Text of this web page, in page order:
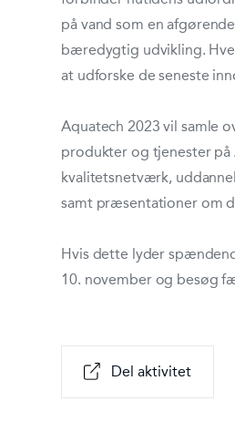
på vand som en
bæredygtig udvikling.
at udforske de seneste
Aquatech 2023 vil samle
produkter og tjenester på
kvalitetsnetværk,
samt præsentationer om
Hvis dette lyder
10. november og besøg
Del aktivitet